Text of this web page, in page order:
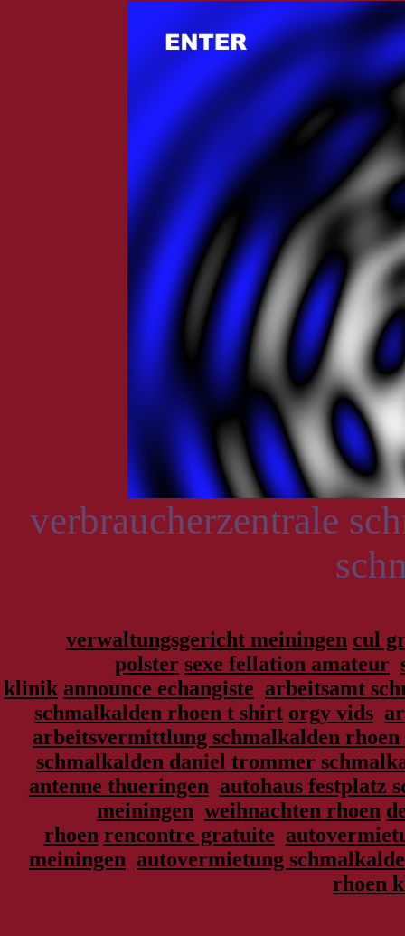
verbraucherzentrale
verwaltungsgericht meiningen cul
polster sexe fellation amateur
klinik announce echangiste arbeitsamt
schmalkalden rhoen t shirt orgy vids
arbeitsvermittlung schmalkalden rhoen
schmalkalden daniel trommer
antenne thueringen autohaus festplatz
meiningen weihnachten rhoen
rhoen rencontre gratuite
meiningen autovermietung
rhoen